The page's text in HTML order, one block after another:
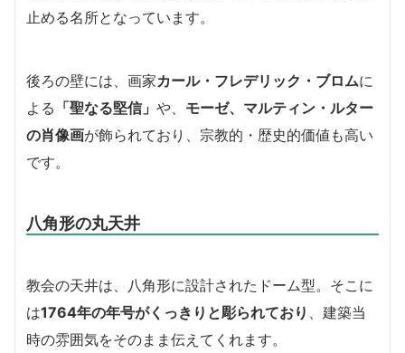
止める名所となっています。
後ろの壁には、画家カール・フレデリック・ブロムに
よる 「聖なる堅信」 や、 モーゼ、マルティン・ルター
の肖像画が飾られており、宗教的・歴史的価値も高い
です。
八角形の丸天井
教会の天井は、八角形に設計されたドーム型。そこに
は1764年の年号がくっきりと彫られており
、建築当
時の雰囲気をそのまま伝えてくれます。